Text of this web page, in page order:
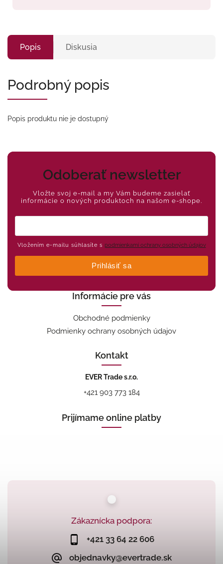
Popis Diskusia
Podrobný popis
Popis produktu nie je dostupný
Zákaznícka podpora:
+421 33 64 22 606
objednavky@evertrade.sk
Odoberať newsletter
Vložte svoj e-mail a my Vám budeme zasielať
informácie o nových produktoch na našom e-shope.
Vložením e-mailu súhlasíte s podmienkami ochrany osobných údajov
Prihlásiť sa
Informácie pre vás
Obchodné podmienky
Podmienky ochrany osobných údajov
Kontakt
EVER Trade s.r.o.
+421 903 773 184
Prijímame online platby